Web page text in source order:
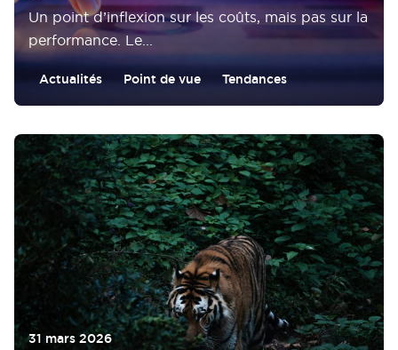
Un point d’inflexion sur les coûts, mais pas sur la
performance. Le...
Actualités Point de vue Tendances
31 mars 2026